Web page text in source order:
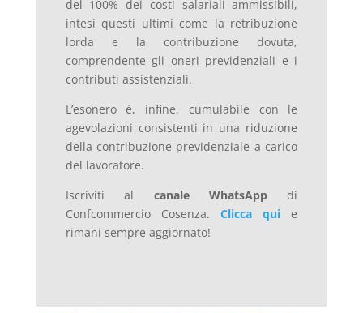
del 100% dei costi salariali ammissibili,
intesi questi ultimi come la retribuzione
lorda e la contribuzione dovuta,
comprendente gli oneri previdenziali e i
contributi assistenziali.
L’esonero è, infine, cumulabile con le
agevolazioni consistenti in una riduzione
della contribuzione previdenziale a carico
del lavoratore.
Iscriviti al canale WhatsAppdi
Confcommercio Cosenza.
Clicca qui
e
rimani sempre aggiornato!